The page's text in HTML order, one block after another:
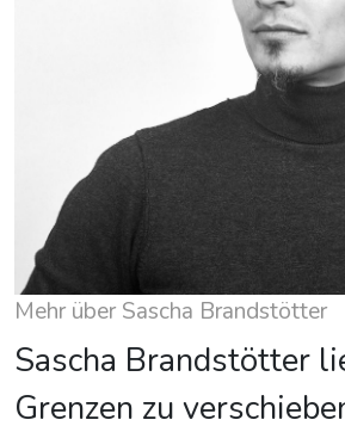
Mehr über Sascha Brandstötter
Sascha Brandstötter
Grenzen zu